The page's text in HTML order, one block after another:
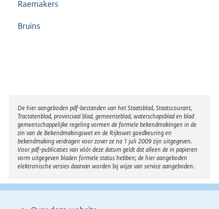
Raemakers
Bruins
Disclaimer
De hier aangeboden pdf-bestanden van het Staatsblad, Staatscourant,
Tractatenblad, provinciaal blad, gemeenteblad, waterschapsblad en blad
gemeenschappelijke regeling vormen de formele bekendmakingen in de
zin van de Bekendmakingswet en de Rijkswet goedkeuring en
bekendmaking verdragen voor zover ze na 1 juli 2009 zijn uitgegeven.
Voor pdf-publicaties van vóór deze datum geldt dat alleen de in papieren
vorm uitgegeven bladen formele status hebben; de hier aangeboden
elektronische versies daarvan worden bij wijze van service aangeboden.